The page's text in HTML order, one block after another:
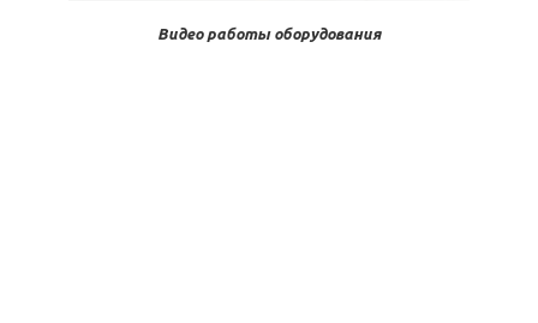
Видео работы оборудования